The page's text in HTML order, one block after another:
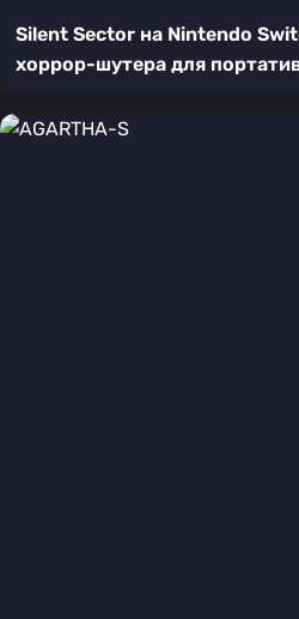
Silent Sector на Nintendo
хоррор-шутера для